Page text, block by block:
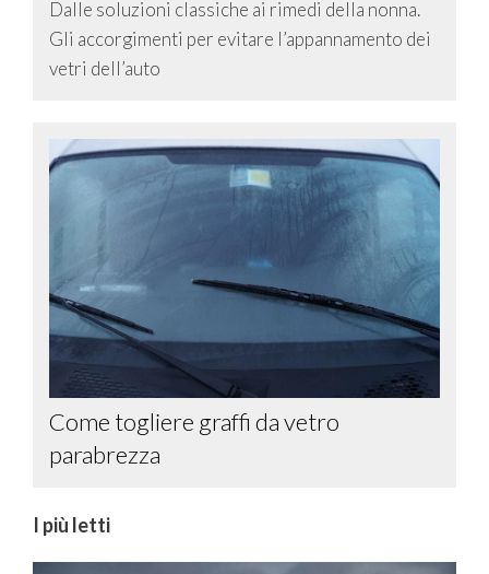
Dalle soluzioni classiche ai rimedi della nonna.
Gli accorgimenti per evitare l’appannamento dei
vetri dell’auto
Come togliere graffi da vetro
parabrezza
I più letti